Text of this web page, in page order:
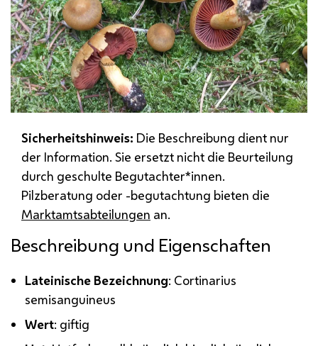
Sicherheitshinweis: Die Beschreibung dient nur
der Information. Sie ersetzt nicht die Beurteilung
durch geschulte Begutachter*innen.
Pilzberatung oder -begutachtung bieten die
Marktamtsabteilungen an.
Beschreibung und Eigenschaften
Lateinische Bezeichnung: Cortinarius
semisanguineus
Wert: giftig